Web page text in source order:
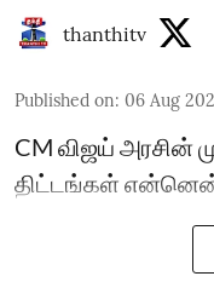
thanthitv
Published on: 06 Aug
CM விஜய் அரசின்
திட்டங்கள்